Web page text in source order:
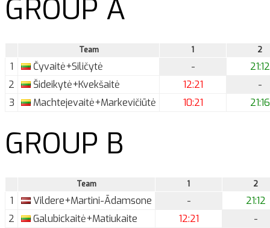
GROUP A
Team 1 2
1 Čyvaitė+Siličytė -
21:12
2
Šideikytė+Kvekšaitė 12:21
-
3
Machtejevaitė+Markevičiūtė 10:21 21:16
GROUP B
Team 1 2
1 Vildere+Martini-Ādamsone -
21:12
2
Galubickaitė+Matiukaite 12:21
-